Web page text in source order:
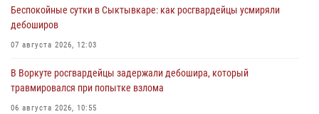
Беспокойные сутки в Сыктывкаре: как росгвардейцы усмиряли
дебоширов
07 августа 2026, 12:03
В Воркуте росгвардейцы задержали дебошира, который
травмировался при попытке взлома
06 августа 2026, 10:55